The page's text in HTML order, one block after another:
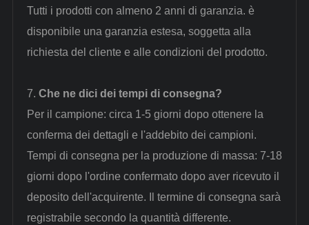
Tutti i prodotti con almeno 2 anni di garanzia. è
disponibile una garanzia estesa, soggetta alla
richiesta del cliente e alle condizioni del prodotto.
7. Che ne dici dei tempi di consegna?
Per il campione: circa 1-5 giorni dopo ottenere la
conferma dei dettagli e l'addebito dei campioni.
Tempi di consegna per la produzione di massa: 7-18
giorni dopo l'ordine confermato dopo aver ricevuto il
deposito dell'acquirente. Il termine di consegna sarà
registrabile secondo la quantità differente.